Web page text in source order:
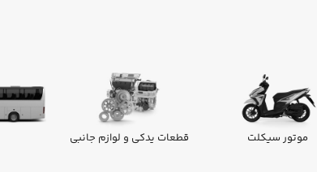
موتور سیکلت قطعات یدکی و لوازم جانبی